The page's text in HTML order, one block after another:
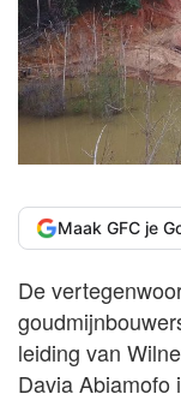
Maak GFC je
De
leiding van
Davia Abiamofo